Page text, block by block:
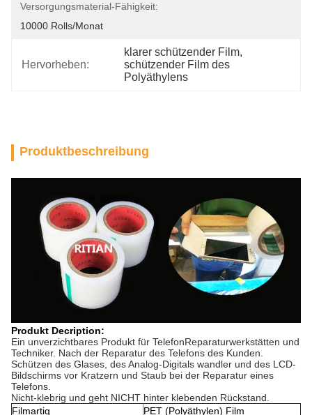
Versorgungsmaterial-Fähigkeit:
10000 Rolls/Monat
Hervorheben:
klarer schützender Film,
schützender Film des
Polyäthylens
Produktbeschreibung
Produkt Decription:
Ein unverzichtbares Produkt für TelefonReparaturwerkstätten und
Techniker. Nach der Reparatur des Telefons des Kunden.
Schützen des Glases, des Analog-Digitals wandler und des LCD-
Bildschirms vor Kratzern und Staub bei der Reparatur eines
Telefons.
Nicht-klebrig und geht NICHT hinter klebenden Rückstand.
Filmartig
PET (Polyäthylen) Film